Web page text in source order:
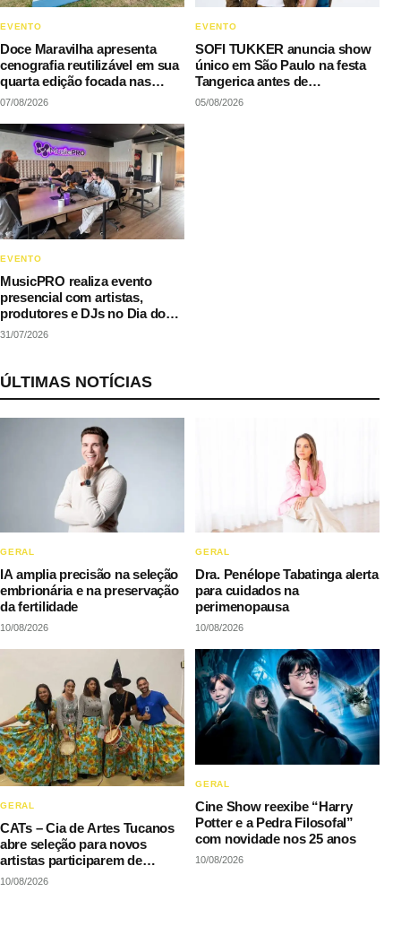
EVENTO
Doce Maravilha apresenta
cenografia reutilizável em sua
quarta edição focada nas
manifestações populares
07/08/2026
EVENTO
SOFI TUKKER anuncia show
único em São Paulo na festa
Tangerica antes de
apresentação no Rock in Rio
05/08/2026
EVENTO
MusicPRO realiza evento
presencial com artistas,
produtores e DJs no Dia do
Rap
31/07/2026
ÚLTIMAS NOTÍCIAS
GERAL
IA amplia precisão na seleção
embrionária e na preservação
da fertilidade
10/08/2026
GERAL
Dra. Penélope Tabatinga alerta
para cuidados na
perimenopausa
10/08/2026
GERAL
CATs – Cia de Artes Tucanos
abre seleção para novos
artistas participarem de
espetáculo musical no Distrito
10/08/2026
GERAL
Cine Show reexibe “Harry
Potter e a Pedra Filosofal”
com novidade nos 25 anos
10/08/2026